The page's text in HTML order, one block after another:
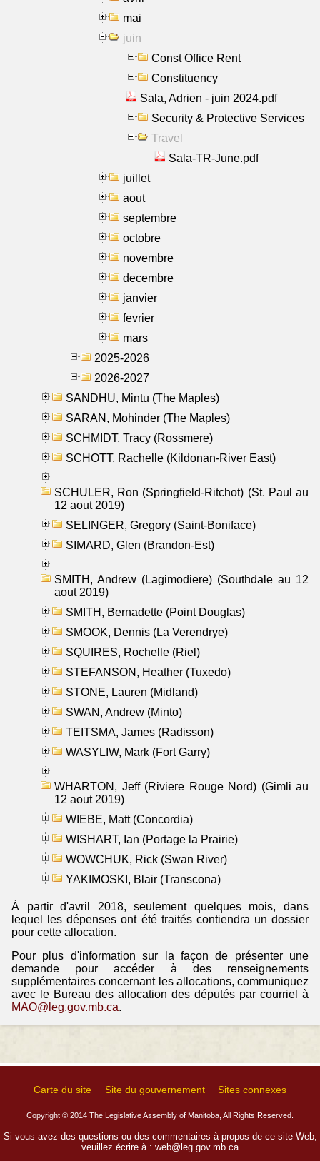
mai
juin
Const Office Rent
Constituency
Sala, Adrien - juin 2024.pdf
Security & Protective Services
Travel
Sala-TR-June.pdf
juillet
aout
septembre
octobre
novembre
decembre
janvier
fevrier
mars
2025-2026
2026-2027
SANDHU, Mintu (The Maples)
SARAN, Mohinder (The Maples)
SCHMIDT, Tracy (Rossmere)
SCHOTT, Rachelle (Kildonan-River East)
SCHULER, Ron (Springfield-Ritchot) (St. Paul au
12 aout 2019)
SELINGER, Gregory (Saint-Boniface)
SIMARD, Glen (Brandon-Est)
SMITH, Andrew (Lagimodiere) (Southdale au 12
aout 2019)
SMITH, Bernadette (Point Douglas)
SMOOK, Dennis (La Verendrye)
SQUIRES, Rochelle (Riel)
STEFANSON, Heather (Tuxedo)
STONE, Lauren (Midland)
SWAN, Andrew (Minto)
TEITSMA, James (Radisson)
WASYLIW, Mark (Fort Garry)
WHARTON, Jeff (Riviere Rouge Nord) (Gimli au
12 aout 2019)
WIEBE, Matt (Concordia)
WISHART, Ian (Portage la Prairie)
WOWCHUK, Rick (Swan River)
YAKIMOSKI, Blair (Transcona)
À partir d'avril 2018, seulement quelques mois, dans
lequel les dépenses ont été traités contiendra un dossier
pour cette allocation.
Pour plus d'information sur la façon de présenter une
demande pour accéder à des renseignements
supplémentaires concernant les allocations, communiquez
avec le Bureau des allocation des députés par courriel à
MAO@leg.gov.mb.ca.
Carte du site Site du gouvernement Sites connexes
Copyright © 2014 The Legislative Assembly of Manitoba, All Rights Reserved.
Si vous avez des questions ou des commentaires à propos de ce site Web,
veuillez écrire à : web@leg.gov.mb.ca